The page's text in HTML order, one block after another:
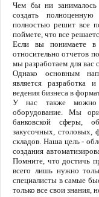
Чем бы ни
создать полноценную
полностью решит все
поймете, что все
Если вы понимаете в
относительно отчетов
мы разработаем для вас
Однако основным
является разработка
ведения бизнеса в
У нас также можно
оборудование. Мы
банковской сферы,
закусочных, столовых,
складов. Наша цель -
создания
Помните, что достичь
всего лишь нужно
специалисты в самые
только все свои знания,